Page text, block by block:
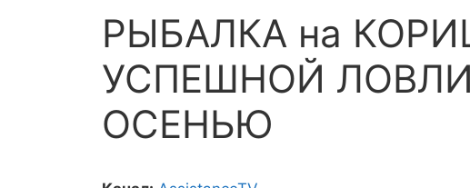
РЫБАЛКА на
УСПЕШНОЙ
ОСЕНЬЮ